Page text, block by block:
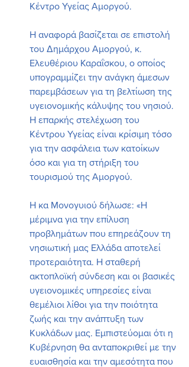
Κέντρο Υγείας Αμοργού.
Η αναφορά βασίζεται σε επιστολή
του Δημάρχου Αμοργού, κ.
Ελευθέριου Καραΐσκου, ο οποίος
υπογραμμίζει την ανάγκη άμεσων
παρεμβάσεων για τη βελτίωση της
υγειονομικής κάλυψης του νησιού.
Η επαρκής στελέχωση του
Κέντρου Υγείας είναι κρίσιμη τόσο
για την ασφάλεια των κατοίκων
όσο και για τη στήριξη του
τουρισμού της Αμοργού.
Η κα Μονογυιού δήλωσε: «Η
μέριμνα για την επίλυση
προβλημάτων που επηρεάζουν τη
νησιωτική μας Ελλάδα αποτελεί
προτεραιότητα. Η σταθερή
ακτοπλοϊκή σύνδεση και οι βασικές
υγειονομικές υπηρεσίες είναι
θεμέλιοι λίθοι για την ποιότητα
ζωής και την ανάπτυξη των
Κυκλάδων μας. Εμπιστεύομαι ότι η
Κυβέρνηση θα ανταποκριθεί με την
ευαισθησία και την αμεσότητα που